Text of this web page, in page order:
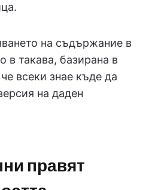
на съдържание в
в такава, базирана в
всеки знае къде да
на даден
правят